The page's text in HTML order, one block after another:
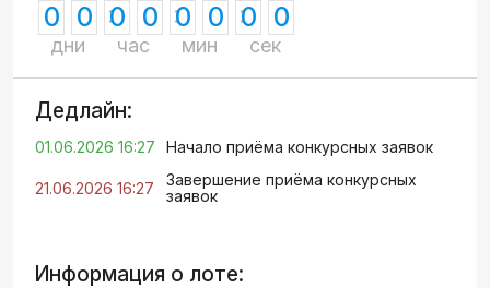
0 0
дни
0 0
час
0 0
мин
0 0
сек
Дедлайн:
01.06.2026 16:27 Начало приёма конкурсных заявок
21.06.2026 16:27
Завершение приёма конкурсных
заявок
Информация о лоте: